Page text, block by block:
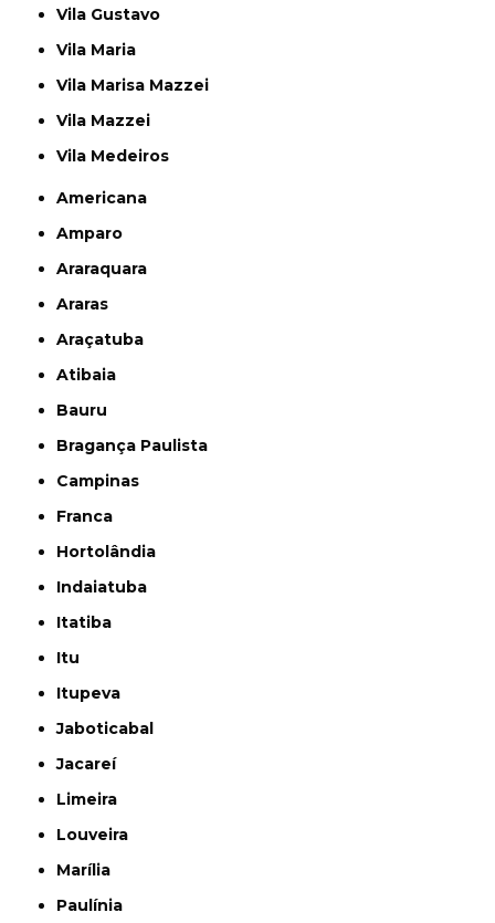
Vila Gustavo
Vila Maria
Vila Marisa Mazzei
Vila Mazzei
Vila Medeiros
Americana
Amparo
Araraquara
Araras
Araçatuba
Atibaia
Bauru
Bragança Paulista
Campinas
Franca
Hortolândia
Indaiatuba
Itatiba
Itu
Itupeva
Jaboticabal
Jacareí
Limeira
Louveira
Marília
Paulínia